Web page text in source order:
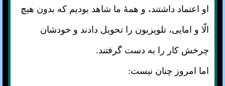
او اعتماد داشتند، و همهٔ ما شاهد بودیم که بدون هیچ
الّا و امایی، تلویزیون را تحویل دادند و خودشان
چرخش کار را به دست گرفتند.
اما امروز چنان نیست: